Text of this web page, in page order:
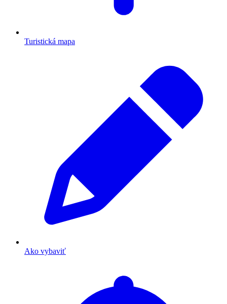
Turistická mapa
Ako vybaviť